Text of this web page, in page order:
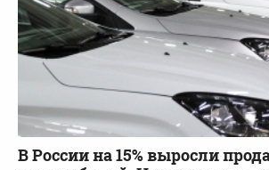
В России на 15% выросли